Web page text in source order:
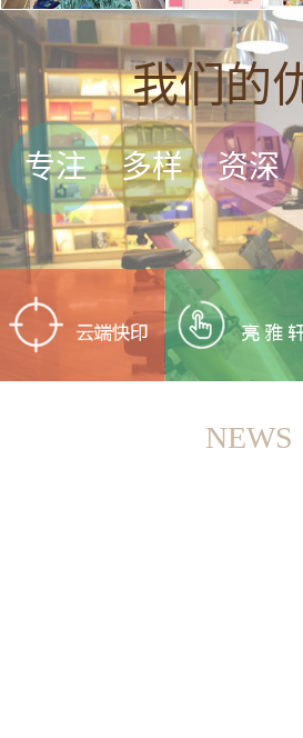
我们的
专注 多样 资深
NEWS